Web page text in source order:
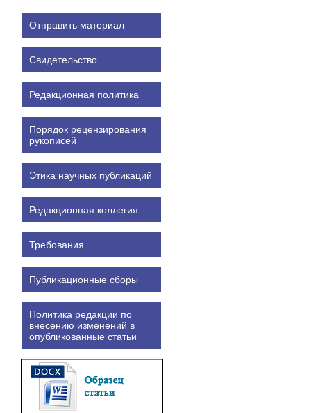
Отправить материал
Свидетельство
Редакционная политика
Порядок рецензирования
рукописей
Этика научных публикаций
Редакционная коллегия
Требования
Публикационные сборы
Политика редакции по
внесению изменений в
опубликованные статьи